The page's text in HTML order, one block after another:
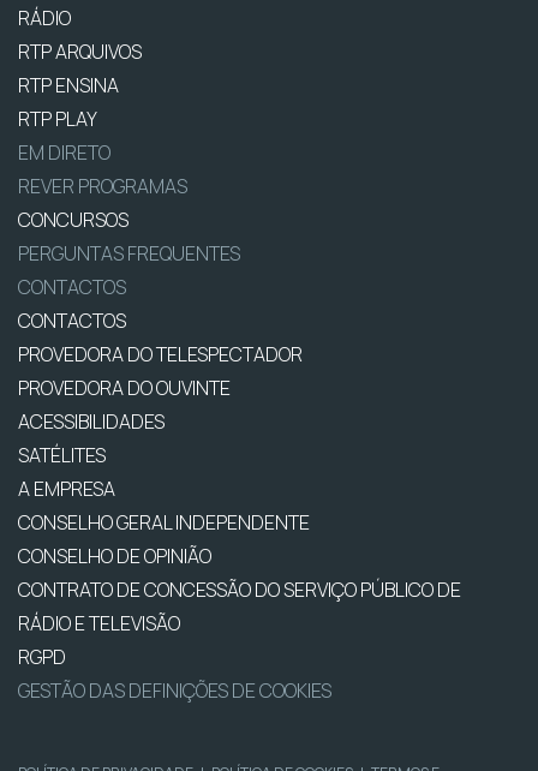
RÁDIO
RTP ARQUIVOS
RTP ENSINA
RTP PLAY
EM DIRETO
REVER PROGRAMAS
CONCURSOS
PERGUNTAS FREQUENTES
CONTACTOS
CONTACTOS
PROVEDORA DO TELESPECTADOR
PROVEDORA DO OUVINTE
ACESSIBILIDADES
SATÉLITES
A EMPRESA
CONSELHO GERAL INDEPENDENTE
CONSELHO DE OPINIÃO
CONTRATO DE CONCESSÃO DO SERVIÇO PÚBLICO DE
RÁDIO E TELEVISÃO
RGPD
GESTÃO DAS DEFINIÇÕES DE COOKIES